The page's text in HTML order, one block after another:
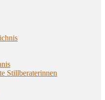
Stillberaterinnen